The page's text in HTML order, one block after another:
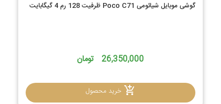
گوشی موبایل شیائومی Poco C71 ظرفیت 128 رم 4 گیگابایت
26,350,000 تومان
خرید محصول